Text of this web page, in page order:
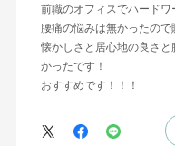
前職のオフィスでハード
腰痛の悩みは無かったので
懐かしさと居心地の良さ
かったです！
おすすめです！！！